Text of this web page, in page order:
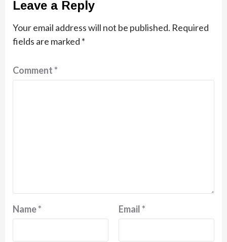
Leave a Reply
Your email address will not be published. Required
fields are marked *
Comment*
Name* Email*